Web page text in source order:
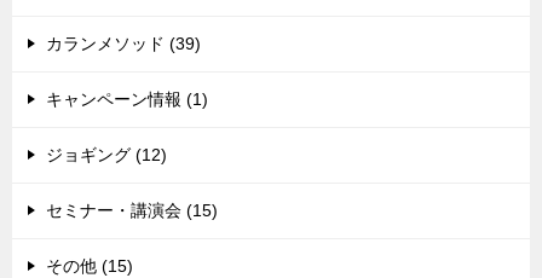
カランメソッド (39)
キャンペーン情報 (1)
ジョギング (12)
セミナー・講演会 (15)
その他 (15)